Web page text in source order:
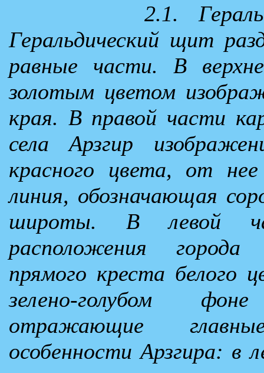
2.1.
Геральдический щит
равные части. В
золотым цветом
края. В правой части
села Арзгир
красного цвета, от
линия, обозначающая
широты. В левой
расположения города
прямого креста белого
зелено-голубом
отражающие главные
особенности Арзгира: в